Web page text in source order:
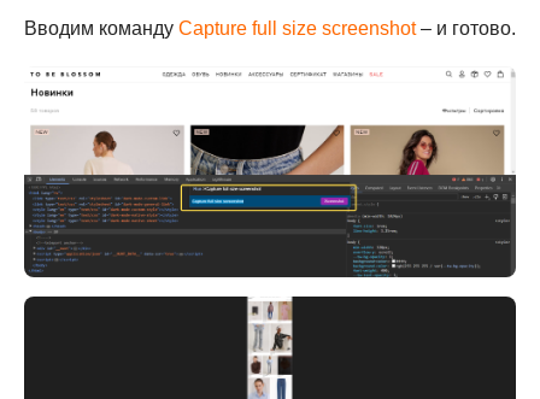
Вводим команду Capture full size screenshot– и готово.